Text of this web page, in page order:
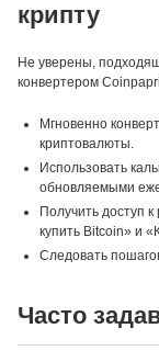
крипту
Не уверены,
конвертером
Мгновенно
криптовалюты.
Использовать
обновляемыми
Получить доступ
купить Bitcoin» и
Следовать
Часто